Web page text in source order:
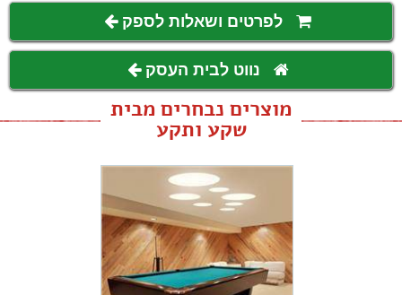
לפרטים ושאלות לספק
נווט לבית העסק
מוצרים נבחרים מבית
שקע ותקע